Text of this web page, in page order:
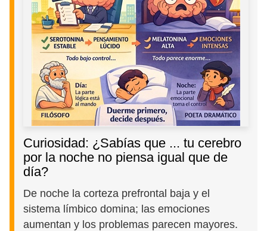
Curiosidad: ¿Sabías que ... tu cerebro
por la noche no piensa igual que de
día?
De noche la corteza prefrontal baja y el
sistema límbico domina; las emociones
aumentan y los problemas parecen mayores.